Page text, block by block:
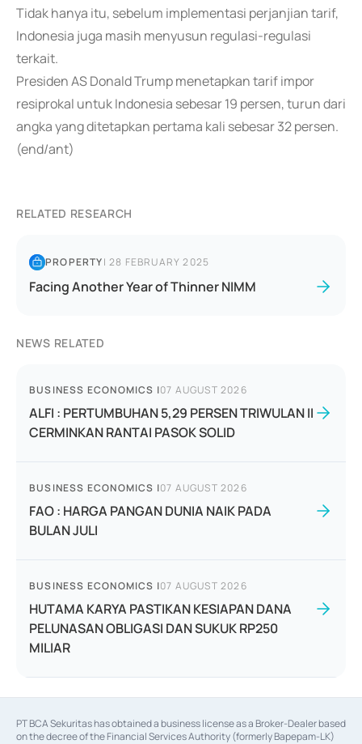
Tidak hanya itu, sebelum implementasi perjanjian tarif,
Indonesia juga masih menyusun regulasi-regulasi
terkait.
Presiden AS Donald Trump menetapkan tarif impor
resiprokal untuk Indonesia sebesar 19 persen, turun dari
angka yang ditetapkan pertama kali sebesar 32 persen.
(end/ant)
RELATED RESEARCH
PROPERTY|28 FEBRUARY 2025
Facing Another Year of Thinner NIMM
NEWS RELATED
BUSINESS ECONOMICS |07 AUGUST 2026
ALFI : PERTUMBUHAN 5,29 PERSEN TRIWULAN II
CERMINKAN RANTAI PASOK SOLID
BUSINESS ECONOMICS |07 AUGUST 2026
FAO : HARGA PANGAN DUNIA NAIK PADA
BULAN JULI
BUSINESS ECONOMICS |07 AUGUST 2026
HUTAMA KARYA PASTIKAN KESIAPAN DANA
PELUNASAN OBLIGASI DAN SUKUK RP250
MILIAR
PT BCA Sekuritas has obtained a business license as a Broker-Dealer based
on the decree of the Financial Services Authority (formerly Bapepam-LK)